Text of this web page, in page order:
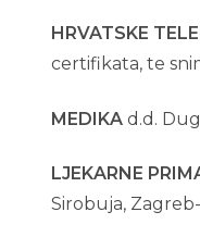
HRVATSKE
certifikata, te
MEDIKA d.d.
LJEKARNE
Sirobuja,